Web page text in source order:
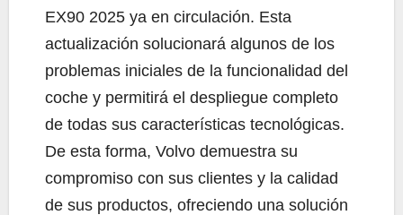
EX90 2025 ya en circulación. Esta
actualización solucionará algunos de los
problemas iniciales de la funcionalidad del
coche y permitirá el despliegue completo
de todas sus características tecnológicas.
De esta forma, Volvo demuestra su
compromiso con sus clientes y la calidad
de sus productos, ofreciendo una solución